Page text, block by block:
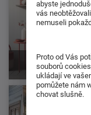
Bytové doplňky
abyste
vás
nemuseli
Proto od Vás
souborů
ukládají ve
pomůžete nám
chovat slušně.